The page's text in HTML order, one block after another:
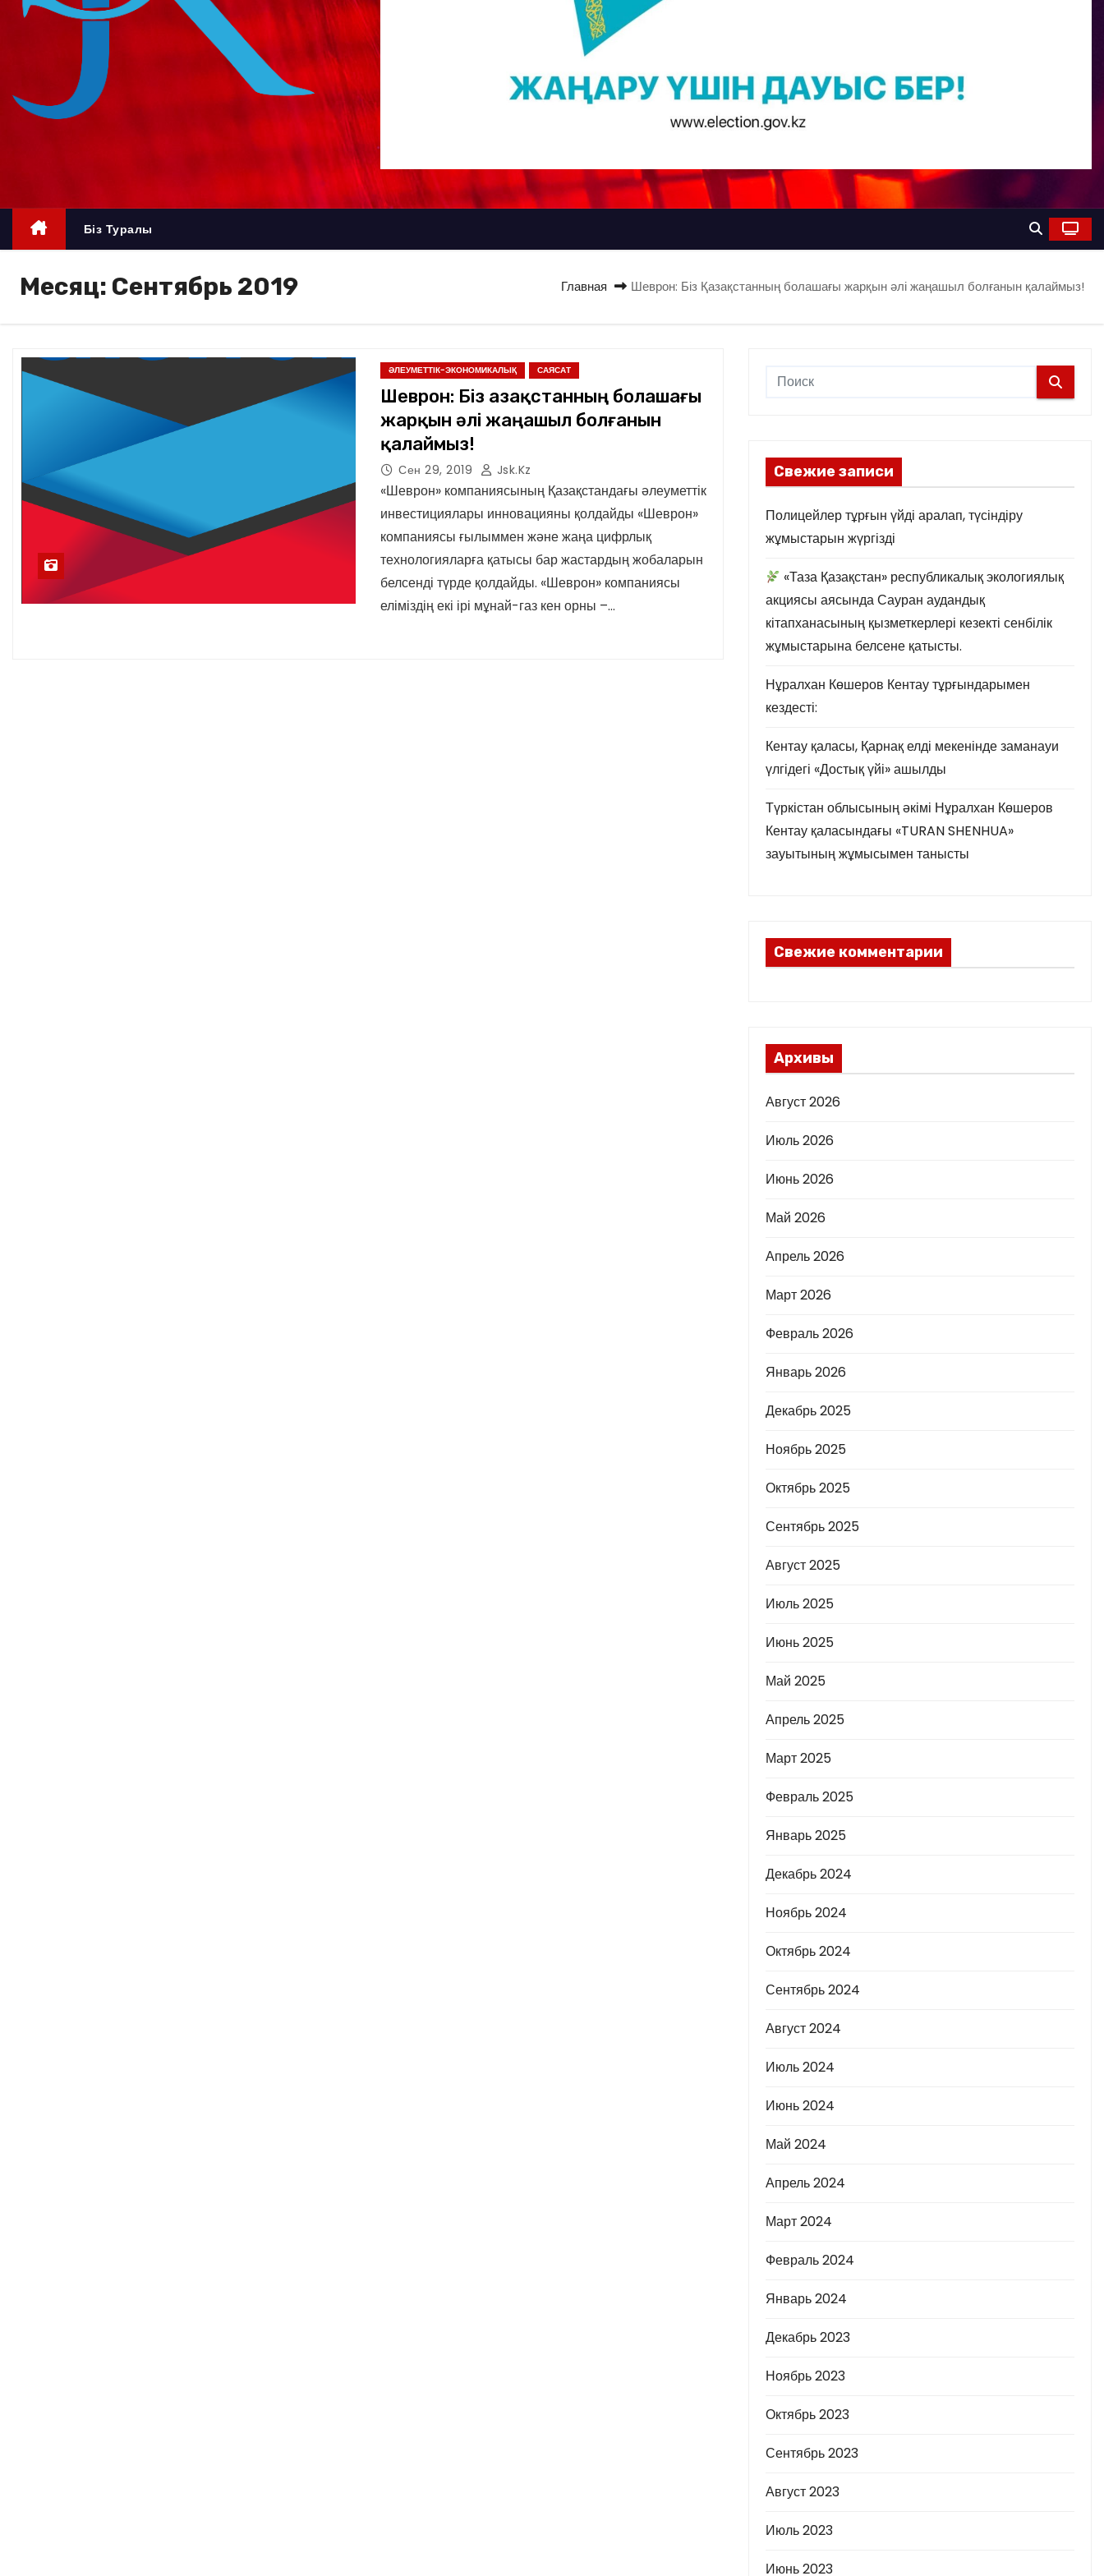
Біз Туралы
Месяц: Сентябрь 2019 Главная Шеврон: Біз Қазақстанның болашағы жарқын әлі жаңашыл болғанын қалаймыз!
ӘЛЕУМЕТТІК-ЭКОНОМИКАЛЫҚ САЯСАТ
Шеврон: Біз Қазақстанның болашағы
жарқын әлі жаңашыл болғанын
қалаймыз!
Сен 29, 2019 Jsk.kz
«Шеврон» компаниясының Қазақстандағы әлеуметтік
инвестициялары инновацияны қолдайды «Шеврон»
компаниясы ғылыммен және жаңа цифрлық
технологияларға қатысы бар жастардың жобаларын
белсенді түрде қолдайды. «Шеврон» компаниясы
еліміздің екі ірі мұнай-газ кен орны –…
Свежие записи
Полицейлер тұрғын үйді аралап, түсіндіру
жұмыстарын жүргізді
«Таза Қазақстан» республикалық экологиялық
акциясы аясында Сауран аудандық
кітапханасының қызметкерлері кезекті сенбілік
жұмыстарына белсене қатысты.
Нұралхан Көшеров Кентау тұрғындарымен
кездесті:
Кентау қаласы, Қарнақ елді мекенінде заманауи
үлгідегі «Достық үйі» ашылды
Түркістан облысының әкімі Нұралхан Көшеров
Кентау қаласындағы «TURAN SHENHUA»
зауытының жұмысымен танысты
Свежие комментарии
Архивы
Август 2026
Июль 2026
Июнь 2026
Май 2026
Апрель 2026
Март 2026
Февраль 2026
Январь 2026
Декабрь 2025
Ноябрь 2025
Октябрь 2025
Сентябрь 2025
Август 2025
Июль 2025
Июнь 2025
Май 2025
Апрель 2025
Март 2025
Февраль 2025
Январь 2025
Декабрь 2024
Ноябрь 2024
Октябрь 2024
Сентябрь 2024
Август 2024
Июль 2024
Июнь 2024
Май 2024
Апрель 2024
Март 2024
Февраль 2024
Январь 2024
Декабрь 2023
Ноябрь 2023
Октябрь 2023
Сентябрь 2023
Август 2023
Июль 2023
Июнь 2023